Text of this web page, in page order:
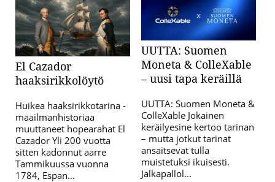
El Cazador
haaksirikkolöytö
Huikea haaksirikkotarina -
maailmanhistoriaa
muuttaneet hopearahat El
Cazador Yli 200 vuotta
sitten kadonnut aarre
Tammikuussa vuonna
1784, Espan…
UUTTA: Suomen
Moneta & ColleXable
– uusi tapa keräillä
UUTTA: Suomen Moneta &
ColleXable Jokainen
keräilyesine kertoo tarinan
– mutta jotkut tarinat
ansaitsevat tulla
muistetuksi ikuisesti.
Jalkapallol…